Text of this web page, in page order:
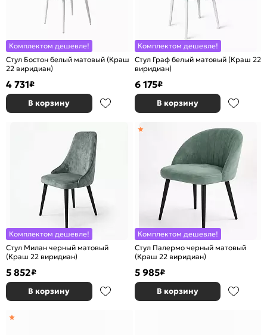
Комплектом дешевле!
Стул Бостон белый матовый (Краш
22 виридиан)
4 731₽
В корзину
Комплектом дешевле!
Стул Граф белый матовый (Краш 22
виридиан)
6 175₽
В корзину
Комплектом дешевле!
Стул Милан черный матовый
(Краш 22 виридиан)
5 852₽
В корзину
Комплектом дешевле!
Стул Палермо черный матовый
(Краш 22 виридиан)
5 985₽
В корзину